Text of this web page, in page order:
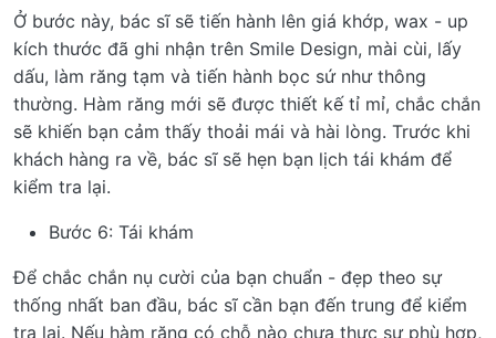
Ở bước này, bác sĩ sẽ tiến hành lên giá khớp, wax - up
kích thước đã ghi nhận trên Smile Design, mài cùi, lấy
dấu, làm răng tạm và tiến hành bọc sứ như thông
thường. Hàm răng mới sẽ được thiết kế tỉ mỉ, chắc chắn
sẽ khiến bạn cảm thấy thoải mái và hài lòng. Trước khi
khách hàng ra về, bác sĩ sẽ hẹn bạn lịch tái khám để
kiểm tra lại.
Bước 6: Tái khám
Để chắc chắn nụ cười của bạn chuẩn - đẹp theo sự
thống nhất ban đầu, bác sĩ cần bạn đến trung để kiểm
tra lại. Nếu hàm răng có chỗ nào chưa thực sự phù hợp,